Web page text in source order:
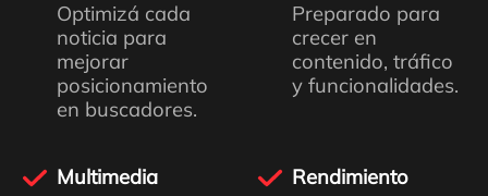
Optimizá cada
noticia para
mejorar
posicionamiento
en buscadores.
Preparado para
crecer en
contenido, tráfico
y funcionalidades.
Multimedia
Rendimiento